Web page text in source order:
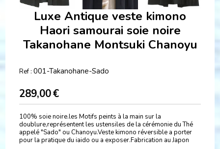
Luxe Antique veste kimono
Haori samourai soie noire
Takanohane Montsuki Chanoyu
Ref : 001-Takanohane-Sado
289,00€
100% soie noire.les Motifs peints à la main sur la
doublure,représentent les ustensiles de la cérémonie du Thé
appelé "Sado" ou Chanoyu.Veste kimono réversible a porter
pour la pratique du iaido ou a exposer.Fabrication au Japon